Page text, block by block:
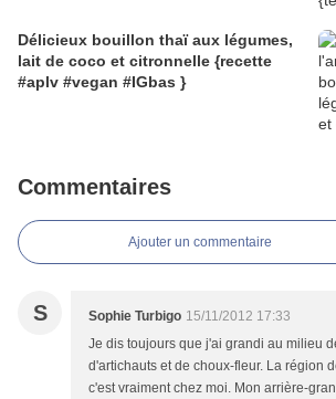
Délicieux bouillon thaï aux légumes,
lait de coco et citronnelle {recette
#aplv #vegan #IGbas }
Commentaires
Ajouter un commentaire
S Sophie Turbigo 15/11/2012 17:33
Je dis toujours que j'ai grandi au milieu
d'artichauts et de choux-fleur. La région
c'est vraiment chez moi. Mon arrière-